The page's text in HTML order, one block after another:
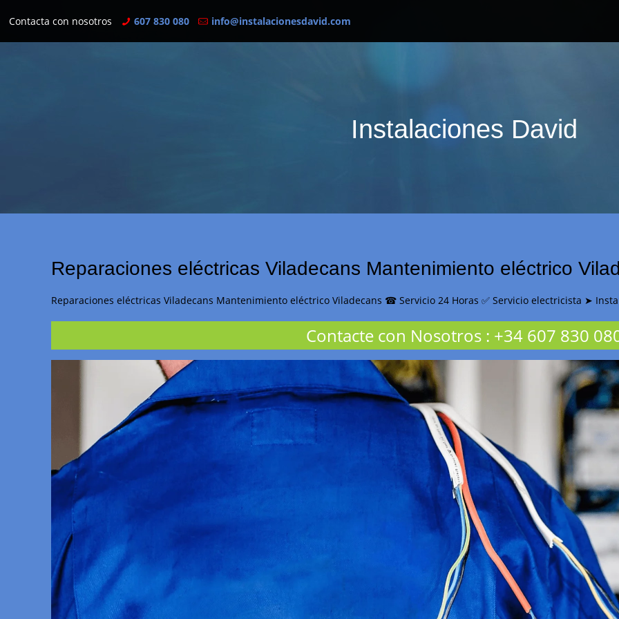
Contacta con nosotros 607 830 080 info@instalacionesdavid.com
Instalaciones David
Reparaciones eléctricas Viladecans Mantenimiento eléctrico
Reparaciones eléctricas Viladecans Mantenimiento eléctrico Viladecans ☎ Servicio 24 Horas ✅ Servicio electricista ➤
Contacte con Nosotros: +34 607 830